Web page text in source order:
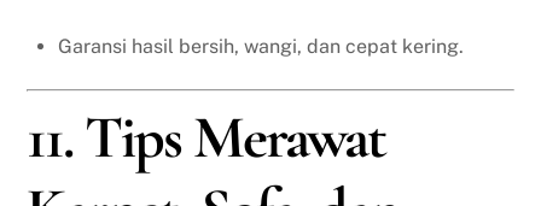
Garansi hasil bersih, wangi, dan cepat kering.
11. Tips Merawat